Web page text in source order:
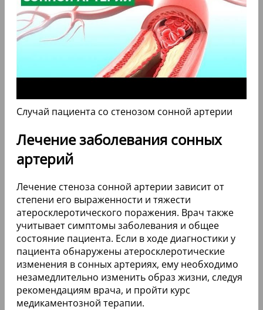
Случай пациента со стенозом сонной артерии
Лечение заболевания сонных
артерий
Лечение стеноза сонной артерии зависит от
степени его выраженности и тяжести
атеросклеротического поражения. Врач также
учитывает симптомы заболевания и общее
состояние пациента. Если в ходе диагностики у
пациента обнаружены атеросклеротические
изменения в сонных артериях, ему необходимо
незамедлительно изменить образ жизни, следуя
рекомендациям врача, и пройти курс
медикаментозной терапии.